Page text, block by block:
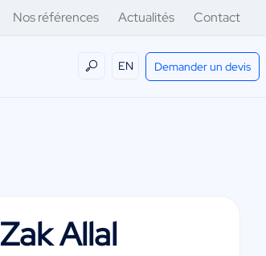
Nos références Actualités Contact
EN Demander un devis
Zak Allal